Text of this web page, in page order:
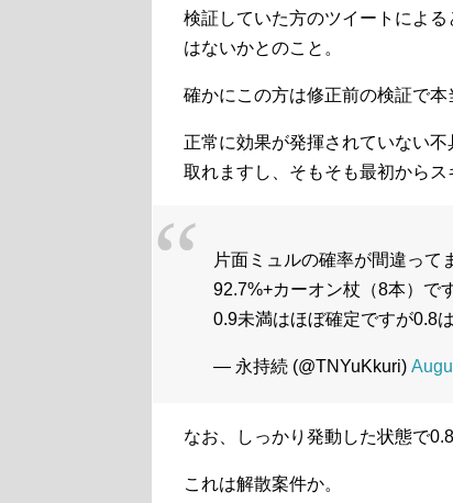
検証していた方のツイートによ
はないかとのこと。
確かにこの方は修正前の検証で
正常に効果が発揮されていない
取れますし、そもそも最初からス
片面ミュルの確率が間違って
92.7%+カーオン杖（8本）で
0.9未満はほぼ確定ですが0.8
— 永持続 (@TNYuKkuri)
なお、しっかり発動した状態で
これは解散案件か。